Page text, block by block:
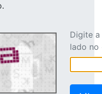
Digite
lado no